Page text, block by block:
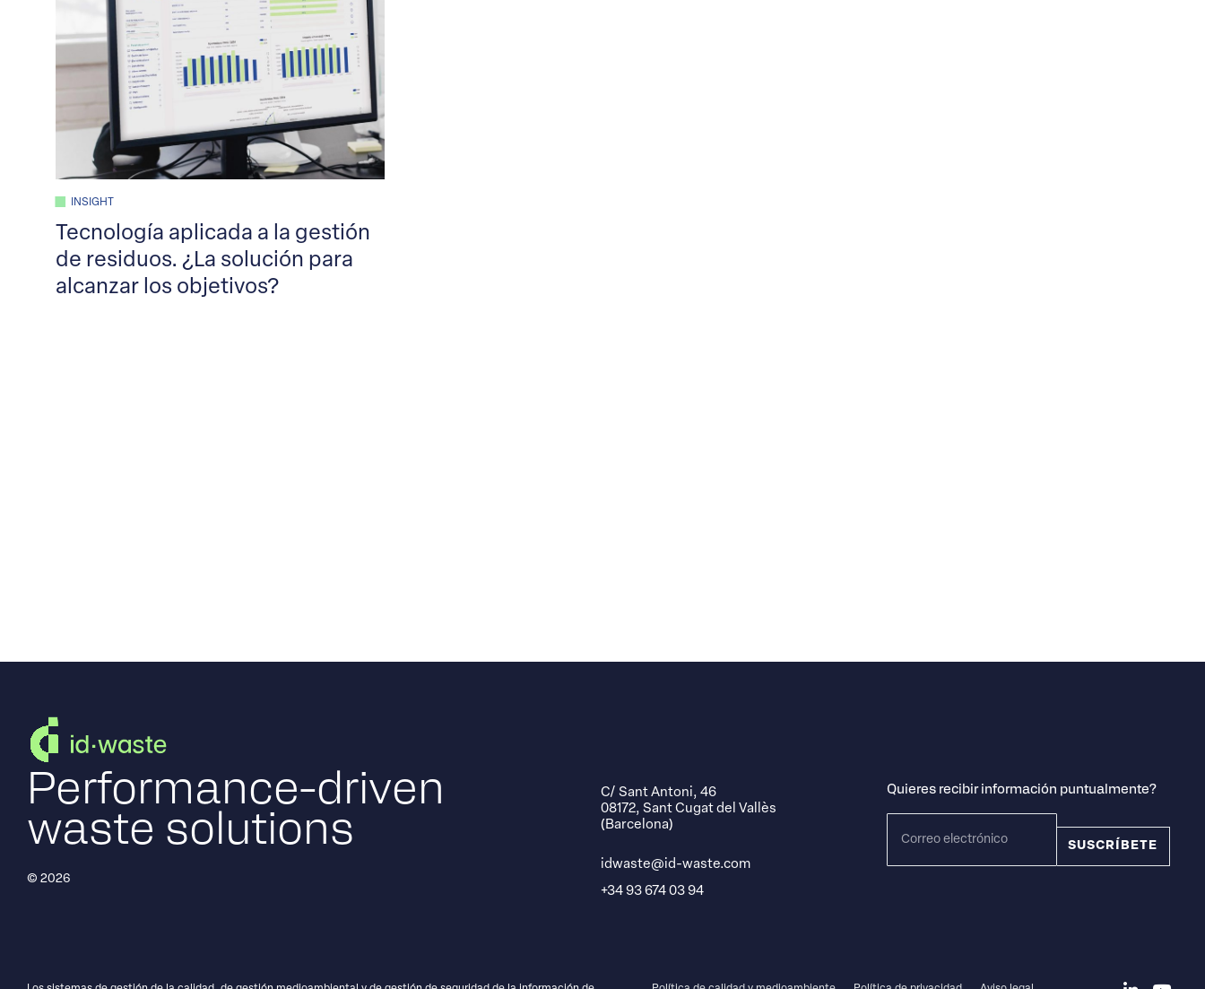
INSIGHT
Tecnología aplicada a la gestión
de residuos. ¿La solución para
alcanzar los objetivos?
Performance-driven
waste solutions
© 2026
C/ Sant Antoni, 46
08172, Sant Cugat del Vallès
(Barcelona)
idwaste@id-waste.com
+34 93 674 03 94
Quieres recibir información puntualmente?
SUSCRÍBETE